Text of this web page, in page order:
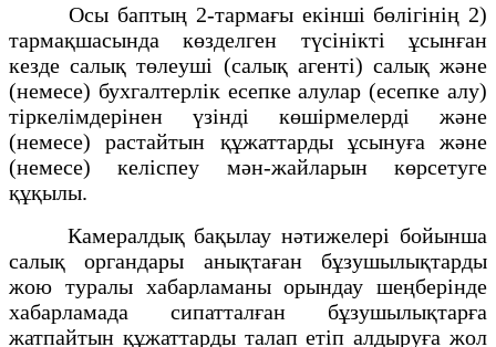
Осы баптың 2-тармағы екінші бөлігінің 2)
тармақшасында көзделген түсінікті ұсынған
кезде салық төлеуші (салық агенті) салық және
(немесе) бухгалтерлік есепке алулар (есепке алу)
тіркелімдерінен үзінді көшірмелерді және
(немесе) растайтын құжаттарды ұсынуға және
(немесе) келіспеу мән-жайларын көрсетуге
құқылы.
Камералдық бақылау нәтижелері бойынша
салық органдары анықтаған бұзушылықтарды
жою туралы хабарламаны орындау шеңберінде
хабарламада сипатталған бұзушылықтарға
жатпайтын құжаттарды талап етіп алдыруға жол